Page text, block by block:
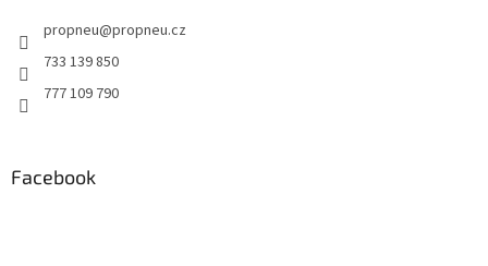
propneu@propneu.cz
733 139 850
777 109 790
Facebook